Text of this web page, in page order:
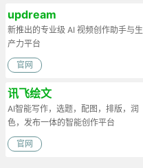
updream
新推出的专业级 AI 视频创作助手与生
产力平台
官网
讯飞绘文
AI智能写作，选题，配图，排版，润
色，发布一体的智能创作平台
官网